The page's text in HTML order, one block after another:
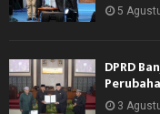
5
DPRD
3